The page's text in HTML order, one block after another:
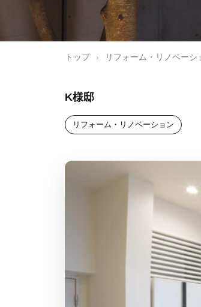
トップ › リフォーム・リノベーシ
K様邸
リフォーム・リノベーション